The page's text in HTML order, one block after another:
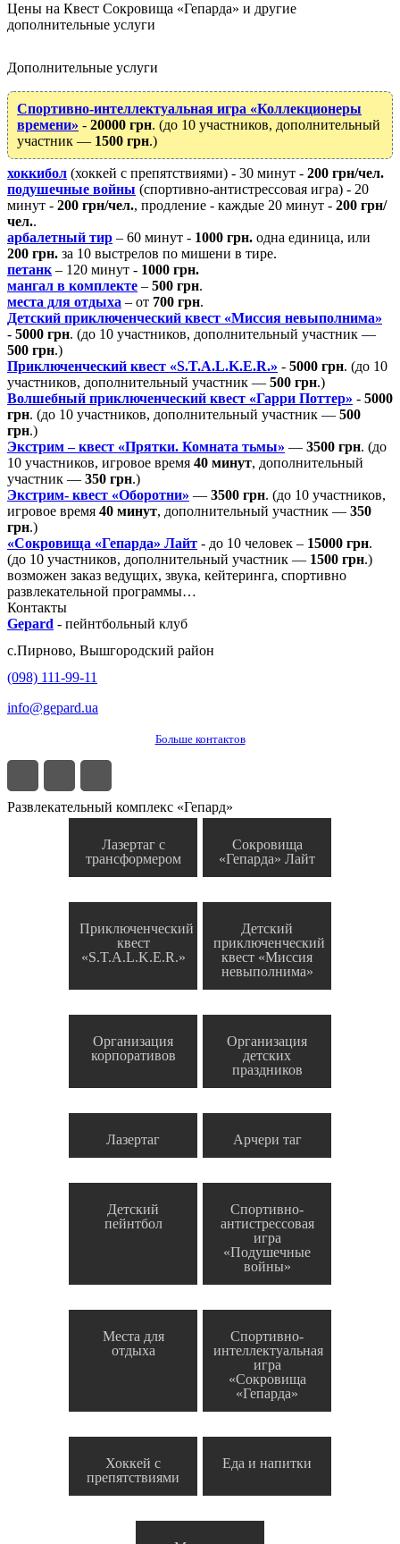
Цены на Квест Сокровища «Гепарда» и другие
дополнительные услуги
Дополнительные услуги
хоккибол (хоккей с препятствиями) - 30 минут - 200 грн/чел.
подушечные войны (спортивно-антистрессовая игра) - 20
минут - 200 грн/чел., продление - каждые 20 минут - 200 грн/
чел..
арбалетный тир – 60 минут - 1000 грн. одна единица, или
200 грн. за 10 выстрелов по мишени в тире.
петанк – 120 минут - 1000 грн.
мангал в комплекте – 500 грн.
места для отдыха – от 700 грн.
Детский приключенческий квест «Миссия невыполнима»
- 5000 грн. (до 10 участников, дополнительный участник —
500 грн.)
Приключенческий квест «S.T.A.L.K.E.R.» - 5000 грн. (до 10
участников, дополнительный участник — 500 грн.)
Волшебный приключенческий квест «Гарри Поттер» - 5000
грн. (до 10 участников, дополнительный участник — 500
грн.)
Экстрим – квест «Прятки. Комната тьмы» — 3500 грн. (до
10 участников, игровое время 40 минут, дополнительный
участник — 350 грн.)
Экстрим- квест «Оборотни» — 3500 грн. (до 10 участников,
игровое время 40 минут, дополнительный участник — 350
грн.)
Спортивно-интеллектуальная игра «Коллекционеры
времени» - 20000 грн. (до 10 участников, дополнительный
участник — 1500 грн.)
«Сокровища «Гепарда» Лайт - до 10 человек – 15000 грн.
(до 10 участников, дополнительный участник — 1500 грн.)
возможен заказ ведущих, звука, кейтеринга, спортивно
развлекательной программы…
Контакты
Gepard - пейнтбольный клуб
с.Пирново, Вышгородский район
(098) 111-99-11
info@gepard.ua
Больше контактов
Развлекательный комплекс «Гепард»
Лазертаг с
трансформером
Сокровища
«Гепарда» Лайт
Приключенческий
квест
«S.T.A.L.K.E.R.»
Детский
приключенческий
квест «Миссия
невыполнима»
Организация
корпоративов
Организация
детских
праздников
Лазертаг Арчери таг
Детский
пейнтбол
Спортивно-
антистрессовая
игра
«Подушечные
войны»
Места для
отдыха
Спортивно-
интеллектуальная
игра
«Сокровища
«Гепарда»
Хоккей с
препятствиями
Еда и напитки